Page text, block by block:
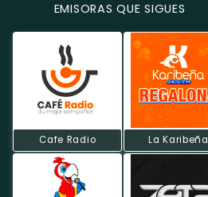
EMISORAS QUE SIGUES
Cafe Radio La Karibeña